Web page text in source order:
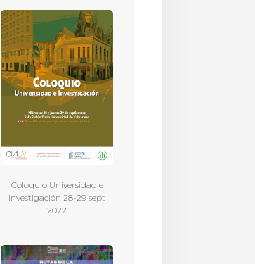
Coloquio Universidad e
Investigación 28-29 sept
2022